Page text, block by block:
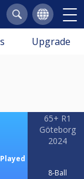
Upgrade
Played
65+ R1
Göteborg
2024
8-Ball